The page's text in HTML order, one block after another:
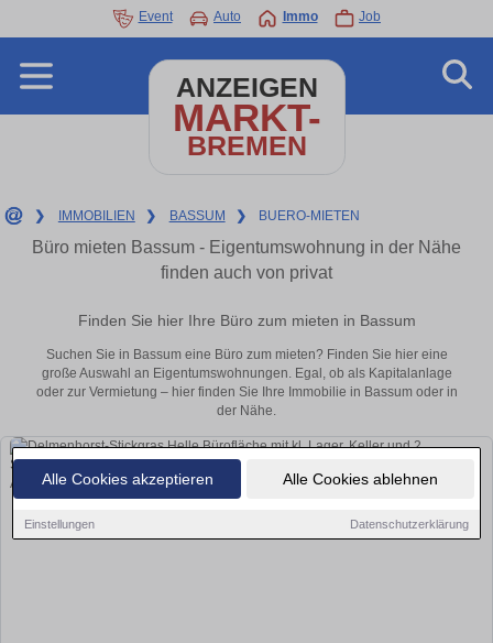
Alle Cookies akzeptieren Alle Cookies ablehnen
Einstellungen Datenschutzerklärung
Event Auto Immo Job
ANZEIGEN
MARKT-
BREMEN
❯ IMMOBILIEN ❯ BASSUM ❯ BUERO-MIETEN
Büro mieten Bassum - Eigentumswohnung in der Nähe
finden auch von privat
Finden Sie hier Ihre Büro zum mieten in Bassum
Suchen Sie in Bassum eine Büro zum mieten? Finden Sie hier eine
große Auswahl an Eigentumswohnungen. Egal, ob als Kapitalanlage
oder zur Vermietung – hier finden Sie Ihre Immobilie in Bassum oder in
der Nähe.